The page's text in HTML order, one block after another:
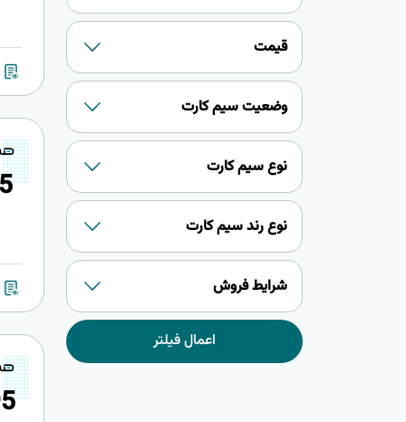
قیمت
وضعیت سیم کارت
نوع سیم کارت
نوع رند سیم کارت
شرایط فروش
اعمال فیلتر
5